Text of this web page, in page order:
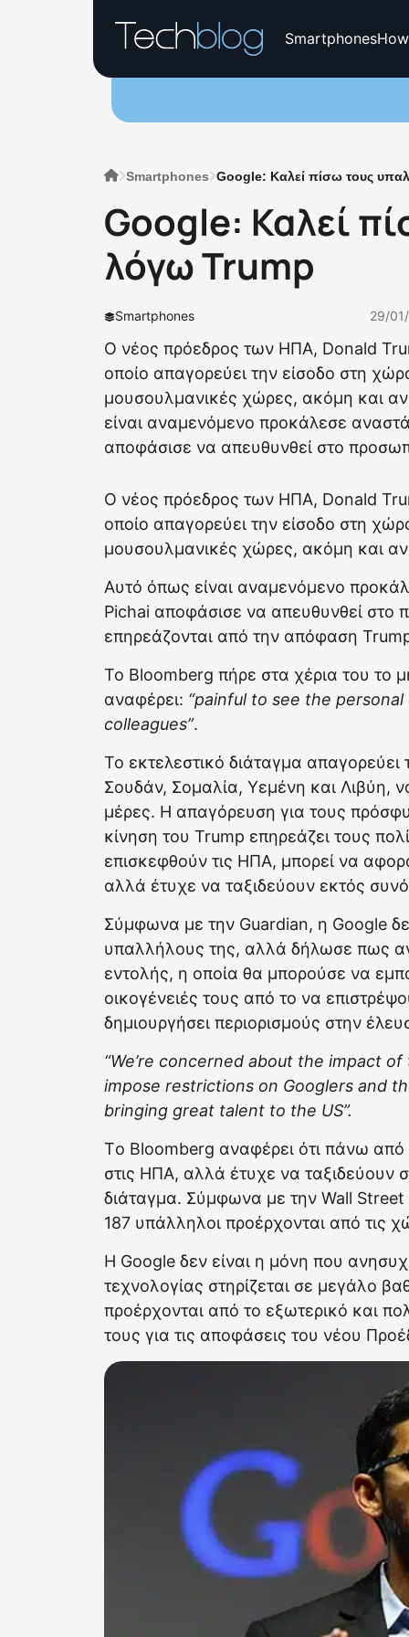
Smartphones
Smartphones Google: Καλεί πίσω τους
Google: Καλεί
λόγω Trump
Smartphones 29/
Ο νέος πρόεδρος των ΗΠΑ, Donald
οποίο απαγορεύει την είσοδο στη
μουσουλμανικές χώρες, ακόμη και
είναι αναμενόμενο προκάλεσε
αποφάσισε να απευθυνθεί στο
Ο νέος πρόεδρος των ΗΠΑ, Donald
οποίο απαγορεύει την είσοδο στη
μουσουλμανικές χώρες, ακόμη και
Αυτό όπως είναι αναμενόμενο
Pichai αποφάσισε να απευθυνθεί στο
επηρεάζονται από την απόφαση
Το Bloomberg πήρε στα χέρια του το
αναφέρει: “painful to see the
colleagues”.
Το εκτελεστικό διάταγμα απαγορεύει
Σουδάν, Σομαλία, Υεμένη και Λιβύη,
μέρες. Η απαγόρευση για τους
κίνηση του Trump επηρεάζει τους
επισκεφθούν τις ΗΠΑ, μπορεί να
αλλά έτυχε να ταξιδεύουν εκτός
Σύμφωνα με την Guardian, η Google
υπαλλήλους της, αλλά δήλωσε πως
εντολής, η οποία θα μπορούσε να
οικογένειές τους από το να
δημιουργήσει περιορισμούς στην
“We’re concerned about the impact
impose restrictions on Googlers and
bringing great talent to the US”.
Tο Bloomberg αναφέρει ότι πάνω
στις ΗΠΑ, αλλά έτυχε να ταξιδεύουν
διάταγμα. Σύμφωνα με την Wall Street
187 υπάλληλοι προέρχονται από τις
Η Google δεν είναι η μόνη που
τεχνολογίας στηρίζεται σε μεγάλο
προέρχονται από το εξωτερικό και
τους για τις αποφάσεις του νέου